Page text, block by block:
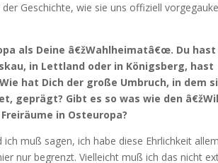
Geschichte, wie sie uns offiziell
als Deine â€žWahlheimatâ€œ. Du hast
in Lettland oder in Königsberg, hast
hat Dich der große Umbruch, in dem
geprägt? Gibt es so was wie den
in Osteuropa?
muß sagen, ich habe diese Ehrlichkeit allem
nur begrenzt. Vielleicht muß ich das nicht